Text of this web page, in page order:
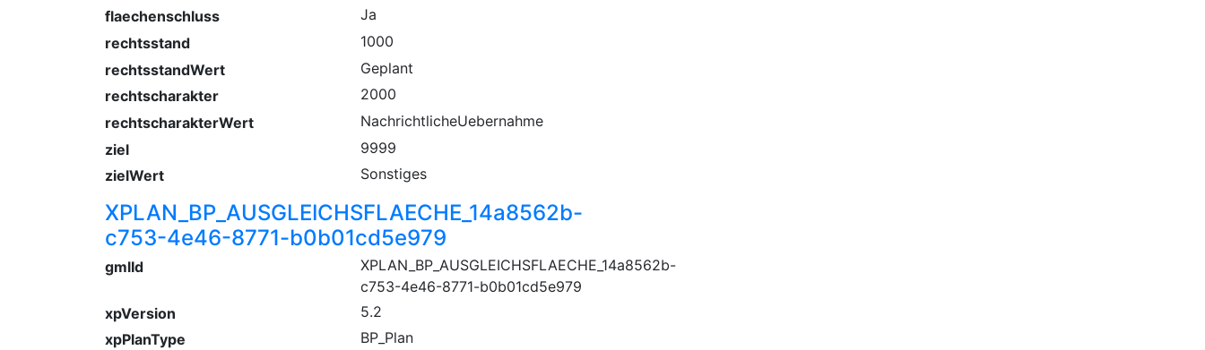
flaechenschluss
Ja
rechtsstand
1000
rechtsstandWert
Geplant
rechtscharakter
2000
rechtscharakterWert
NachrichtlicheUebernahme
ziel
9999
zielWert
Sonstiges
XPLAN_BP_AUSGLEICHSFLAECHE_14a8562b-
c753-4e46-8771-b0b01cd5e979
gmlId
XPLAN_BP_AUSGLEICHSFLAECHE_14a8562b-
c753-4e46-8771-b0b01cd5e979
xpVersion
5.2
xpPlanType
BP_Plan